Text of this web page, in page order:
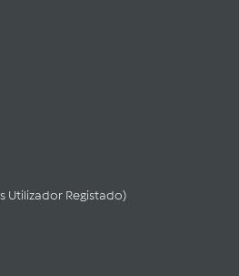
Utilizador Registado)